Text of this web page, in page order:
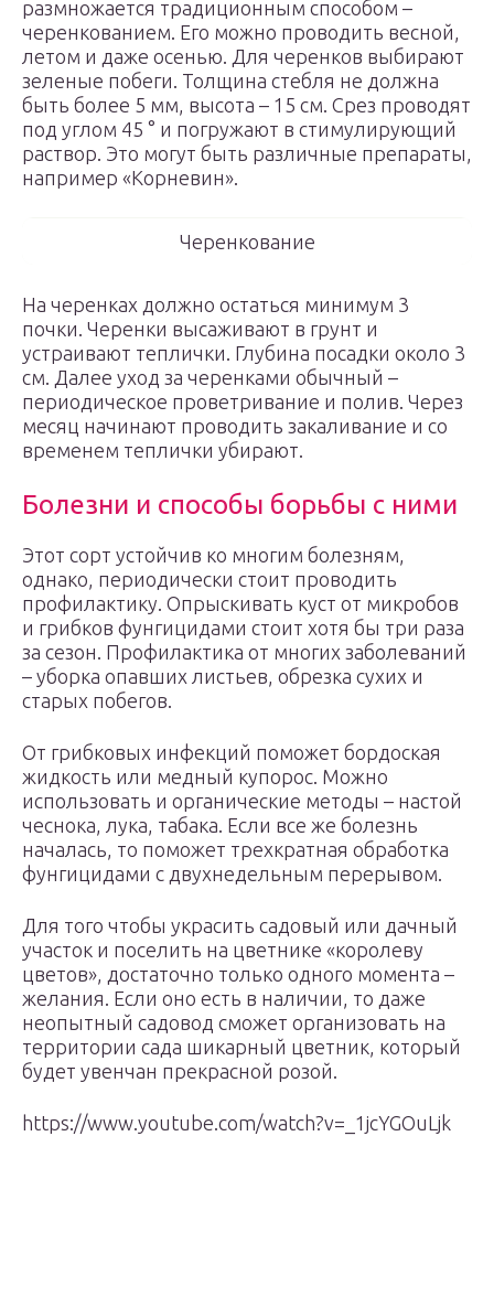
размножается традиционным способом –
черенкованием. Его можно проводить весной,
летом и даже осенью. Для черенков выбирают
зеленые побеги. Толщина стебля не должна
быть более 5 мм, высота – 15 см. Срез проводят
под углом 45 ° и погружают в стимулирующий
раствор. Это могут быть различные препараты,
например «Корневин».
Черенкование
На черенках должно остаться минимум 3
почки. Черенки высаживают в грунт и
устраивают теплички. Глубина посадки около 3
см. Далее уход за черенками обычный –
периодическое проветривание и полив. Через
месяц начинают проводить закаливание и со
временем теплички убирают.
Болезни и способы борьбы с ними
Этот сорт устойчив ко многим болезням,
однако, периодически стоит проводить
профилактику. Опрыскивать куст от микробов
и грибков фунгицидами стоит хотя бы три раза
за сезон. Профилактика от многих заболеваний
– уборка опавших листьев, обрезка сухих и
старых побегов.
От грибковых инфекций поможет бордоская
жидкость или медный купорос. Можно
использовать и органические методы – настой
чеснока, лука, табака. Если все же болезнь
началась, то поможет трехкратная обработка
фунгицидами с двухнедельным перерывом.
Для того чтобы украсить садовый или дачный
участок и поселить на цветнике «королеву
цветов», достаточно только одного момента –
желания. Если оно есть в наличии, то даже
неопытный садовод сможет организовать на
территории сада шикарный цветник, который
будет увенчан прекрасной розой.
https://www.youtube.com/watch?v=_1jcYGOuLjk